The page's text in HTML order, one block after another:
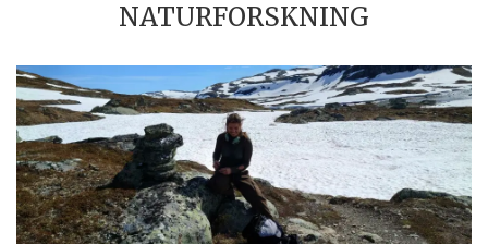
NATURFORSKNING